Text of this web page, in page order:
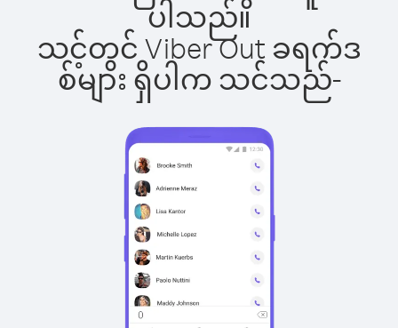
ပါသည်။
သင့်တွင် Viber Out ခရက်ဒ
စ်များ ရှိပါက သင်သည်-